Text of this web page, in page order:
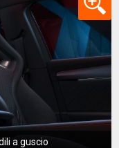
a guscio